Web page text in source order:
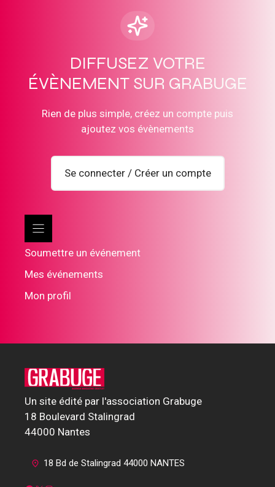
DIFFUSEZ VOTRE
ÉVÈNEMENT SUR GRABUGE
Rien de plus simple, créez un compte puis
ajoutez vos évènements
Se connecter / Créer un compte
Soumettre un événement
Mes événements
Mon profil
Un site édité par l'association Grabuge
18 Boulevard Stalingrad
44000 Nantes
18 Bd de Stalingrad 44000 NANTES